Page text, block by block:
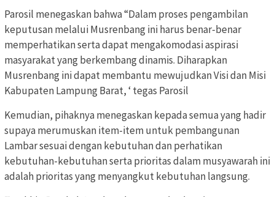
Parosil menegaskan bahwa “Dalam proses pengambilan
keputusan melalui Musrenbang ini harus benar-benar
memperhatikan serta dapat mengakomodasi aspirasi
masyarakat yang berkembang dinamis. Diharapkan
Musrenbang ini dapat membantu mewujudkan Visi dan Misi
Kabupaten Lampung Barat, ‘ tegas Parosil
Kemudian, pihaknya menegaskan kepada semua yang hadir
supaya merumuskan item-item untuk pembangunan
Lambar sesuai dengan kebutuhan dan perhatikan
kebutuhan-kebutuhan serta prioritas dalam musyawarah ini
adalah prioritas yang menyangkut kebutuhan langsung.